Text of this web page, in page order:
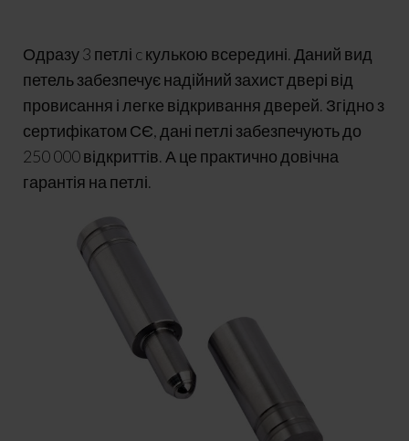
Одразу 3 петлі c кулькою всередині. Даний вид
петель забезпечує надійний захист двері від
провисання і легке відкривання дверей. Згідно з
сертифікатом СЄ, дані петлі забезпечують до
250 000 відкриттів. А це практично довічна
гарантія на петлі.